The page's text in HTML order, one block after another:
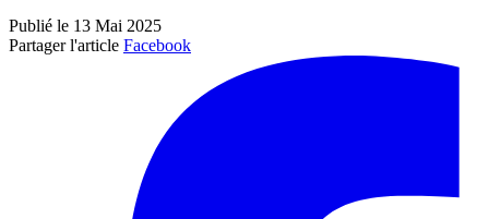
Publié le 13 Mai 2025
Partager l'article Facebook